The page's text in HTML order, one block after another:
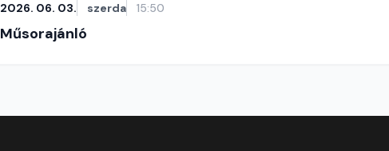
2026. 06. 03. szerda 15:50
Műsorajánló